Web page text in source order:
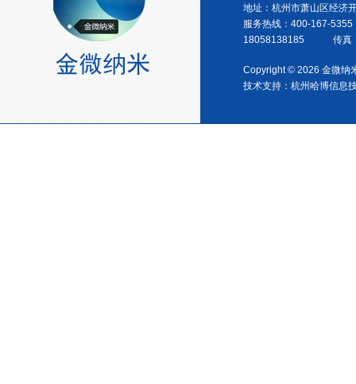
宁波塑料协会理事单位
地址：杭州市萧山区经济
服务热线：400-167-5355
18058138185 传真：
Copyright © 2026 金微纳
技术支持： 杭州哈博信息